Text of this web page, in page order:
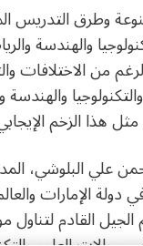
وطرق التدريس
والهندسة
من الاختلافات
هذا الزخم
البلوشي،
الإمارات
القادم